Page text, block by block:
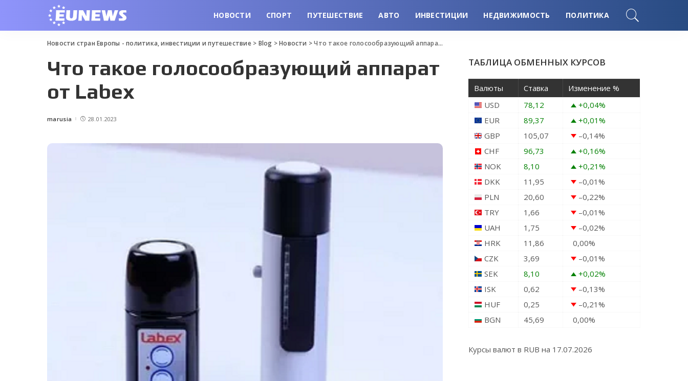
НОВОСТИ СПОРТ ПУТЕШЕСТВИЕ АВТО ИНВЕСТИЦИИ НЕДВИЖИМОСТЬ ПОЛИТИКА
Новости стран Европы - политика, инвестиции и путешествие> Blog >Новости >Что такое голосообразующий аппарат от Labex
Что такое голосообразующий аппарат
от Labex
Posted
marusia 28.01.2023
ТАБЛИЦА ОБМЕННЫХ КУРСОВ
Валюты Ставка
Изменение %
USD
78,12 +0,04%
EUR
89,37 +0,01%
GBP
105,07 –0,14%
CHF
96,73 +0,16%
NOK
8,10 +0,21%
DKK
11,95 –0,01%
PLN
20,60 –0,22%
TRY
1,66 –0,01%
UAH
1,75 –0,02%
HRK
11,86 0,00%
CZK
3,69 –0,01%
SEK
8,10 +0,02%
ISK
0,62 –0,13%
HUF
0,25 –0,21%
BGN
45,69 0,00%
Курсы валют в RUB на 17.07.2026